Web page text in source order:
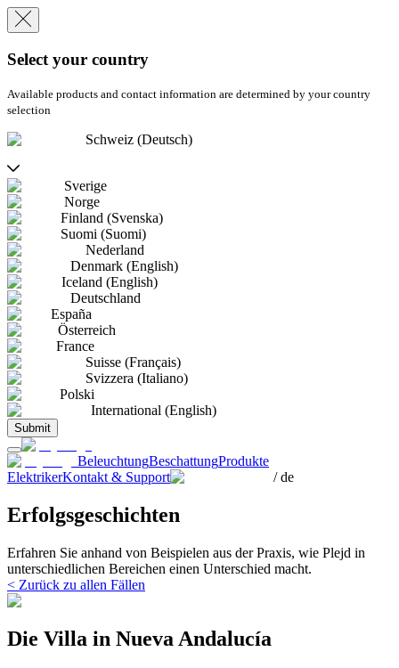
Select your country
Available products and contact information are determined by your country
selection
Schweiz (Deutsch)
Sverige
Norge
Finland (Svenska)
Suomi (Suomi)
Nederland
Denmark (English)
Iceland (English)
Deutschland
España
Österreich
France
Suisse (Français)
Svizzera (Italiano)
Polski
International (English)
Submit
BeleuchtungBeschattungProdukte
ElektrikerKontakt & Support /de
Erfolgsgeschichten
Erfahren Sie anhand von Beispielen aus der Praxis, wie Plejd in
unterschiedlichen Bereichen einen Unterschied macht.
< Zurück zu allen Fällen
Die Villa in Nueva Andalucía